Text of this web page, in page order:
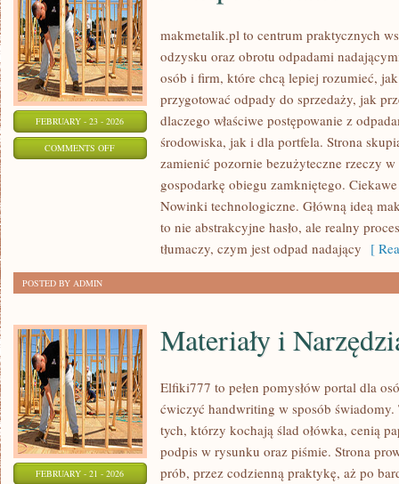
FEBRUARY - 23 - 2026
COMMENTS OFFON
KOMPOSTOWANIE
makmetalik.pl to centrum praktycznych
odzysku oraz obrotu odpadami
osób i firm, które chcą lepiej rozumieć,
przygotować odpady do sprzedaży, jak
dlaczego właściwe postępowanie z
środowiska, jak i dla portfela. Strona
zamienić pozornie bezużyteczne rzeczy
gospodarkę obiegu zamkniętego.
Nowinki technologiczne. Główną ideą
to nie abstrakcyjne hasło, ale realny
tłumaczy, czym jest odpad nadający [
POSTED BY ADMIN
FEBRUARY - 21 - 2026
Materiały i
Elfiki777 to pełen pomysłów portal dla
ćwiczyć handwriting w sposób świadomy.
tych, którzy kochają ślad ołówka, cenią
podpis w rysunku oraz piśmie. Strona
prób, przez codzienną praktykę, aż po